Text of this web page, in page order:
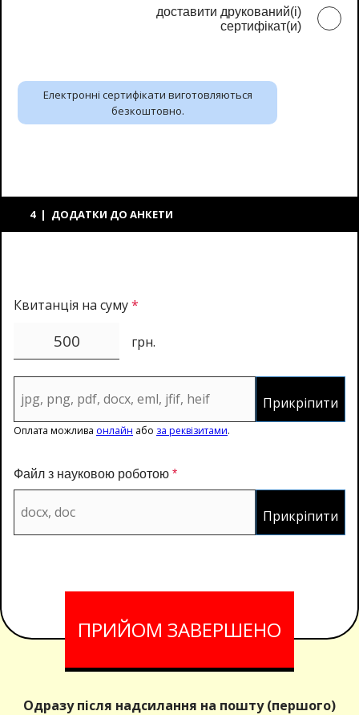
доставити друкований(і)
сертифікат(и)
Електронні сертифікати виготовляються
безкоштовно.
4 | ДОДАТКИ ДО АНКЕТИ
Квитанція на суму*
грн.
Прикріпити
Оплата можлива онлайн або за реквізитами.
Файл з науковою роботою *
Прикріпити
Одразу після надсилання на пошту (першого)